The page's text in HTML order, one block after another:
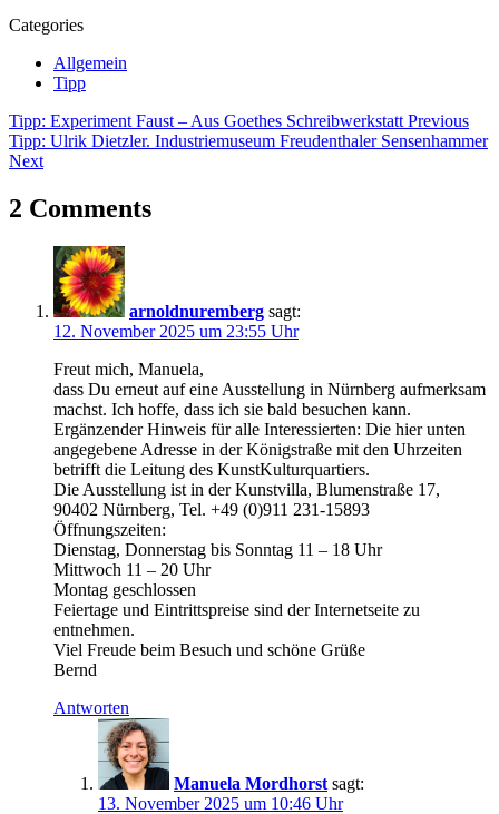
Categories
Allgemein
Tipp
Tags
Malen
Exhibition
Kunst
Kunstausstellung
KunstKulturQuartier
Kunstvilla
Malerei
Manuela
Mordhorst
Nürnberg
Oskar
Koller
Retrospektive
Sonderausstellung
Beitragsnavigation
Tipp: Experiment Faust – Aus Goethes Schreibwerkstatt Previous
Tipp: Ulrik Dietzler. Industriemuseum Freudenthaler Sensenhammer
Next
2 Comments
arnoldnuremberg sagt:
12. November 2025 um 23:55 Uhr
Freut mich, Manuela,
dass Du erneut auf eine Ausstellung in Nürnberg aufmerksam
machst. Ich hoffe, dass ich sie bald besuchen kann.
Ergänzender Hinweis für alle Interessierten: Die hier unten
angegebene Adresse in der Königstraße mit den Uhrzeiten
betrifft die Leitung des KunstKulturquartiers.
Die Ausstellung ist in der Kunstvilla, Blumenstraße 17,
90402 Nürnberg, Tel. +49 (0)911 231-15893
Öffnungszeiten:
Dienstag, Donnerstag bis Sonntag 11 – 18 Uhr
Mittwoch 11 – 20 Uhr
Montag geschlossen
Feiertage und Eintrittspreise sind der Internetseite zu
entnehmen.
Viel Freude beim Besuch und schöne Grüße
Bernd
Antworten
Manuela Mordhorst sagt:
13. November 2025 um 10:46 Uhr